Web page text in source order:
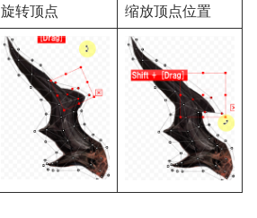
旋转顶点 缩放顶点位置